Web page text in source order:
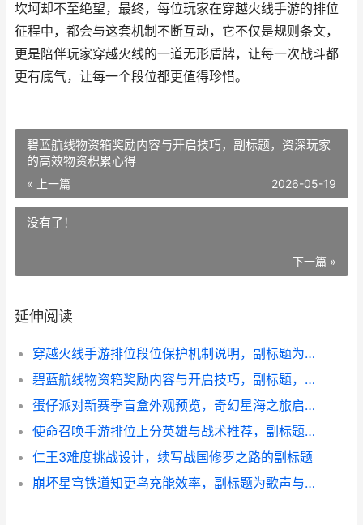
坎坷却不至绝望，最终，每位玩家在穿越火线手游的排位
征程中，都会与这套机制不断互动，它不仅是规则条文，
更是陪伴玩家穿越火线的一道无形盾牌，让每一次战斗都
更有底气，让每一个段位都更值得珍惜。
碧蓝航线物资箱奖励内容与开启技巧，副标题，资深玩家
的高效物资积累心得
« 上一篇 2026-05-19
没有了！
下一篇 »
延伸阅读
穿越火线手游排位段位保护机制说明，副标题为进阶之路的守护盾
碧蓝航线物资箱奖励内容与开启技巧，副标题，资深玩家的高效物资积累心得
蛋仔派对新赛季盲盒外观预览，奇幻星海之旅启程
使命召唤手游排位上分英雄与战术推荐，副标题：赛季进阶实战指南
仁王3难度挑战设计，续写战国修罗之路的副标题
崩坏星穹铁道知更鸟充能效率，副标题为歌声与能量的协奏诗篇